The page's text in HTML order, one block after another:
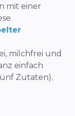
mit einer
milchfrei und
einfach
Zutaten).